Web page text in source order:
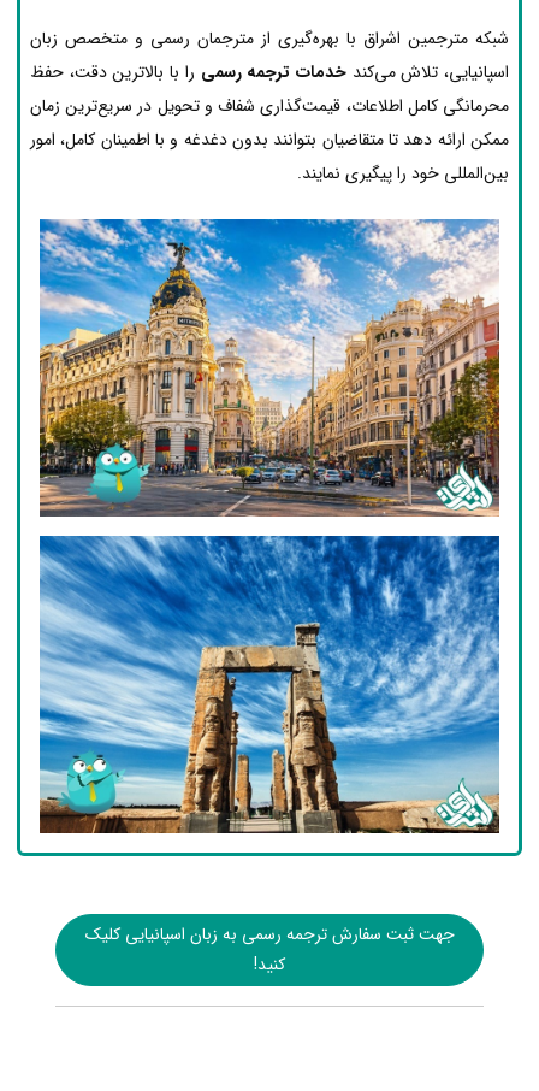
شبکه مترجمین اشراق با بهره‌گیری از مترجمان رسمی و متخصص زبان
اسپانیایی، تلاش می‌کندخدمات ترجمه رسمی را با بالاترین دقت، حفظ
محرمانگی کامل اطلاعات، قیمت‌گذاری شفاف و تحویل در سریع‌ترین زمان
ممکن ارائه دهد تا متقاضیان بتوانند بدون دغدغه و با اطمینان کامل، امور
بین‌المللی خود را پیگیری نمایند.
جهت ثبت سفارش ترجمه رسمی به زبان اسپانیایی کلیک
کنید!